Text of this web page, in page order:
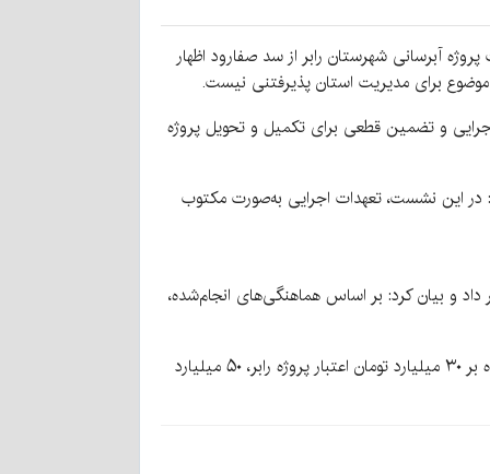
آبرسانی شهرستان رابر از سد صفارود اظهار
موضوع برای مدیریت استان پذیرفتنی نیست.
منوط به ارائه تعهد اجرایی و تضمین قطعی برای تکمیل و تحویل پروژه
در این نشست، تعهدات اجرایی به‌صورت مکتوب
آب از خلیج فارس خبر داد و بیان کرد: بر اساس هماهنگی‌های انجام‌شده،
وی افزود: این اقدام با پیگیری معاون وزیر نیرو و مدیرعامل شرکت مهندسی آب و فاضلاب کشور انجام شده و استانداری نیز علاوه بر ۳۰ میلیارد تومان اعتبار پروژه رابر، ۵۰ میلیارد